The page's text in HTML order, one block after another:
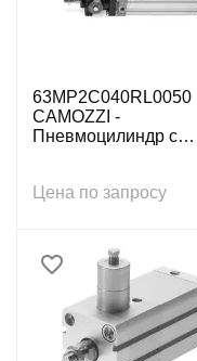
63MP2C040RL0050
CAMOZZI -
Пневмоцилиндр с
Цена по запросу